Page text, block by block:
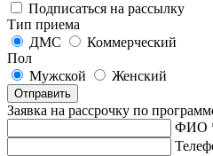
Подписаться на рассылку
Тип приема
ДМС
Коммерческий
Пол
Мужской
Женский
Отправить
Заявка на рассрочку по
ФИО